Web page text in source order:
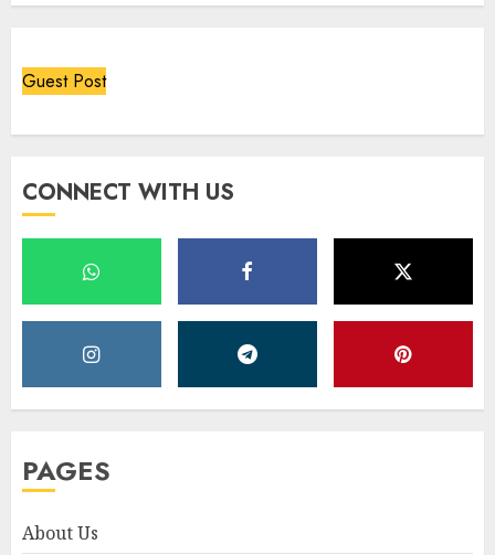
Guest Post
CONNECT WITH US
PAGES
About Us